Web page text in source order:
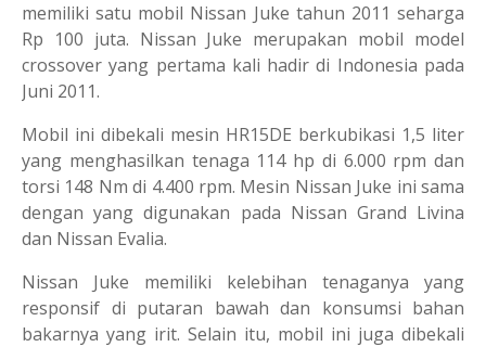
memiliki satu mobil Nissan Juke tahun 2011 seharga
Rp 100 juta. Nissan Juke merupakan mobil model
crossover yang pertama kali hadir di Indonesia pada
Juni 2011.
Mobil ini dibekali mesin HR15DE berkubikasi 1,5 liter
yang menghasilkan tenaga 114 hp di 6.000 rpm dan
torsi 148 Nm di 4.400 rpm. Mesin Nissan Juke ini sama
dengan yang digunakan pada Nissan Grand Livina
dan Nissan Evalia.
Nissan Juke memiliki kelebihan tenaganya yang
responsif di putaran bawah dan konsumsi bahan
bakarnya yang irit. Selain itu, mobil ini juga dibekali